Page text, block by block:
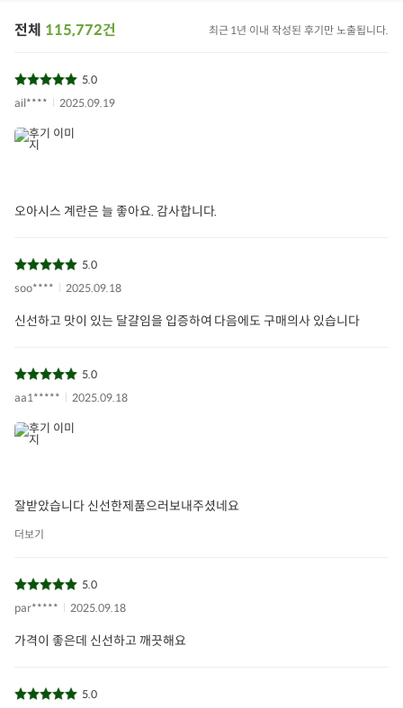
전체 115,772건 최근 1년 이내 작성된 후기만 노출됩니다.
5.0
ail****
2025.09.19
오아시스 계란은 늘 좋아요. 감사합니다.
5.0
soo****
2025.09.18
신선하고 맛이 있는 달걀임을 입증하여 다음에도 구매의사 있습니다
5.0
aa1*****
2025.09.18
잘받았습니다 신선한제품으러보내주셨네요
더보기
5.0
par*****
2025.09.18
가격이 좋은데 신선하고 깨끗해요
5.0